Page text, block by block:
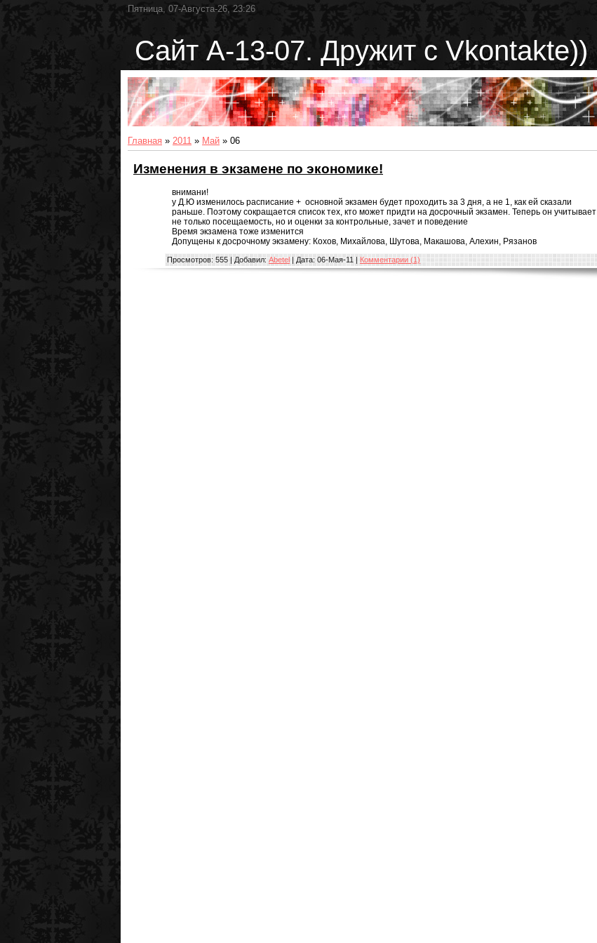
Пятница, 07-Августа-26, 23:26
Сайт А-13-07. Дружит с Vkontakte))
Главная » 2011 » Май » 06
Изменения в экзамене по экономике!
внимани!
у Д.Ю изменилось расписание + основной экзамен будет проходить за 3 дня, а не 1, как ей сказали
раньше. Поэтому сокращается список тех, кто может придти на досрочный экзамен. Теперь он учитывает
не только посещаемость, но и оценки за контрольные, зачет и поведение
Время экзамена тоже изменится
Допущены к досрочному экзамену: Кохов, Михайлова, Шутова, Макашова, Алехин, Рязанов
Просмотров: 555 | Добавил: Abetel | Дата: 06-Мая-11 | Комментарии (1)